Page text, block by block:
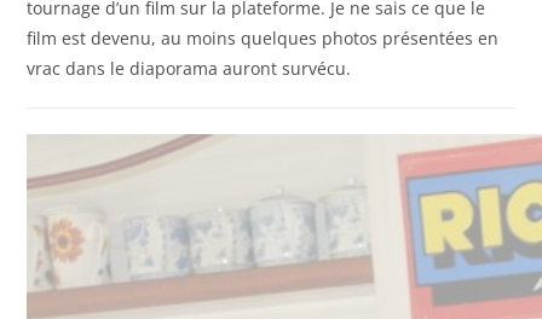
tournage d’un film sur la plateforme. Je ne sais ce que le
film est devenu, au moins quelques photos présentées en
vrac dans le diaporama auront survécu.